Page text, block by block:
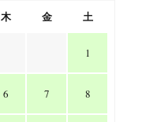
木 金 土
1
6 7 8